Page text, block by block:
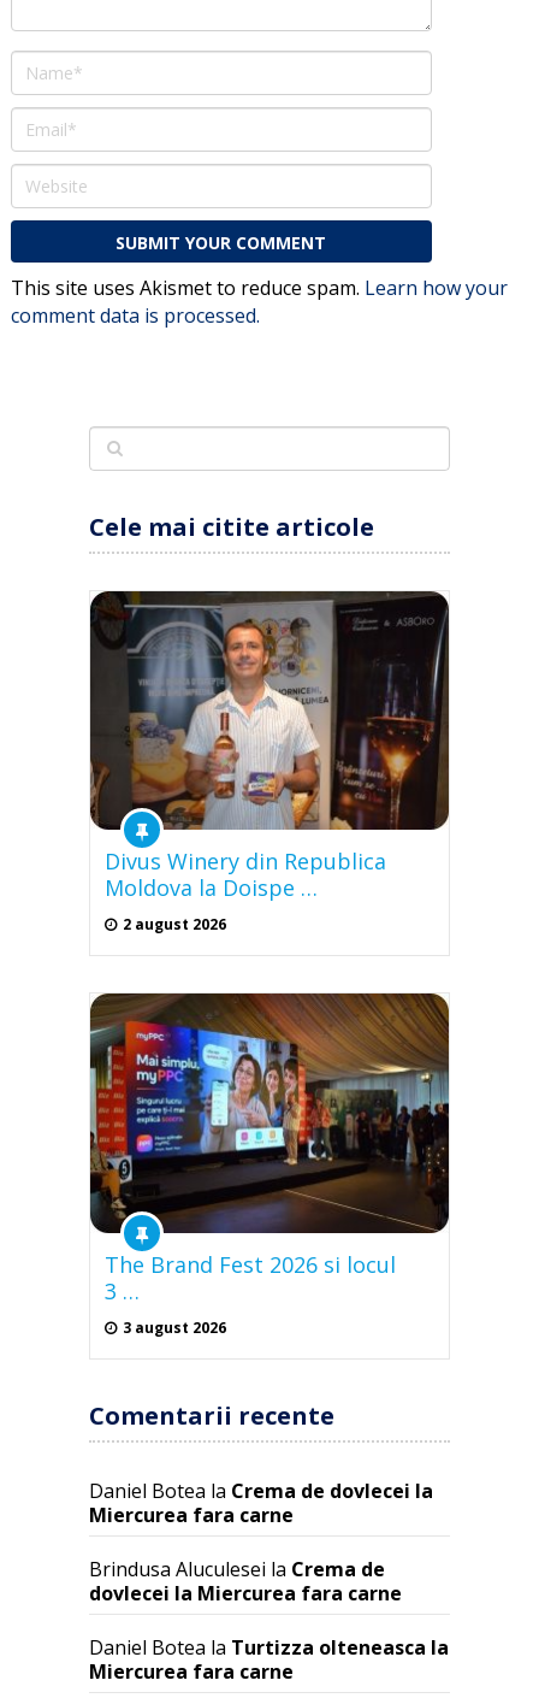
This site uses Akismet to reduce spam. Learn how your
comment data is processed.
Cele mai citite articole
Divus Winery din Republica
Moldova la Doispe …
2 august 2026
The Brand Fest 2026 si locul
3 …
3 august 2026
Comentarii recente
Daniel Botea la Crema de dovlecei la
Miercurea fara carne
Brindusa Aluculesei la Crema de
dovlecei la Miercurea fara carne
Daniel Botea la Turtizza olteneasca la
Miercurea fara carne